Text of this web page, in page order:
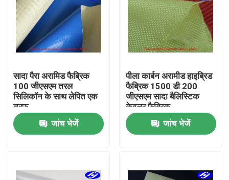
उत्पाद
सादा पैरा अरामिड फैब्रिक
100 जीएसएम तरल
सिलिकॉन के साथ लेपित एक
तरफ
जांच भेजें
पीला कार्बन अरामीड हाइब्रिड
फैब्रिक 1500 डी 200
जीएसएम सादा बैलिस्टिक
केवलर फैब्रिक
जांच भेजें